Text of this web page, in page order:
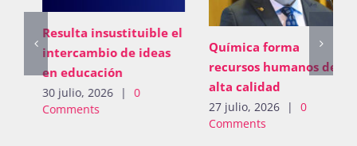
Química forma
recursos humanos de
alta calidad
27 julio, 2026
Marta Clara Ferreyra
Beltrán, al Comité para
la Eliminación de la
Discriminación contra
la Mujer de la ONU
2 julio, 2026 |